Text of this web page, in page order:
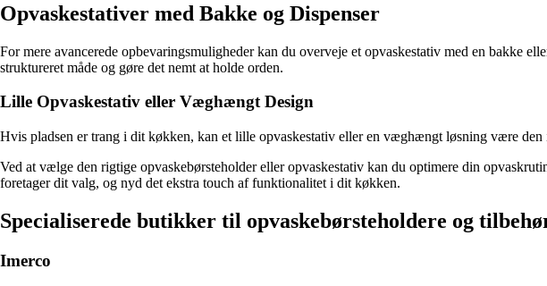
Opvaskestativer med Bakke og Dispenser
For mere avancerede opbevaringsmuligheder kan du overveje et opvaskestativ med en bakke
struktureret måde og gøre det nemt at holde orden.
Lille Opvaskestativ eller Væghængt Design
Hvis pladsen er trang i dit køkken, kan et lille opvaskestativ eller en væghængt løsning være
Ved at vælge den rigtige opvaskebørsteholder eller opvaskestativ kan du optimere din
foretager dit valg, og nyd det ekstra touch af funktionalitet i dit køkken.
Specialiserede butikker til opvaskebørsteholdere og
Imerco